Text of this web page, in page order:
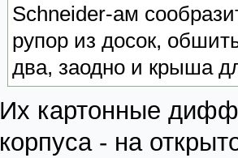
Schneider-ам
рупор из досок,
два, заодно и крыша
Их картонные
корпуса - на